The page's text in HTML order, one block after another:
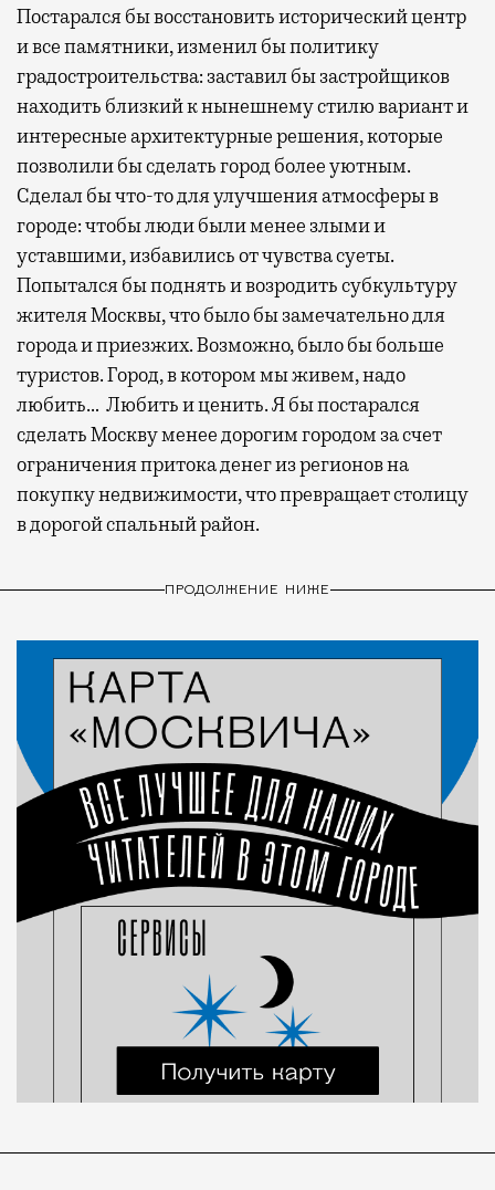
Постарался бы восстановить исторический центр
и все памятники, изменил бы политику
градостроительства: заставил бы застройщиков
находить близкий к нынешнему стилю вариант и
интересные архитектурные решения, которые
позволили бы сделать город более уютным.
Сделал бы что-то для улучшения атмосферы в
городе: чтобы люди были менее злыми и
уставшими, избавились от чувства суеты.
Попытался бы поднять и возродить субкультуру
жителя Москвы, что было бы замечательно для
города и приезжих. Возможно, было бы больше
туристов. Город, в котором мы живем, надо
любить… Любить и ценить. Я бы постарался
сделать Москву менее дорогим городом за счет
ограничения притока денег из регионов на
покупку недвижимости, что превращает столицу
в дорогой спальный район.
ПРОДОЛЖЕНИЕ НИЖЕ